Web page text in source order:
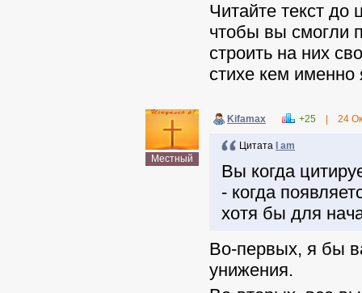
Читайте текст
чтобы вы смогли
строить на них
стихе кем именно
Местный
Kifamax +25 24
Цитата I am
Вы когда
- когда
хотя бы для
Во-первых, я бы
унижения.